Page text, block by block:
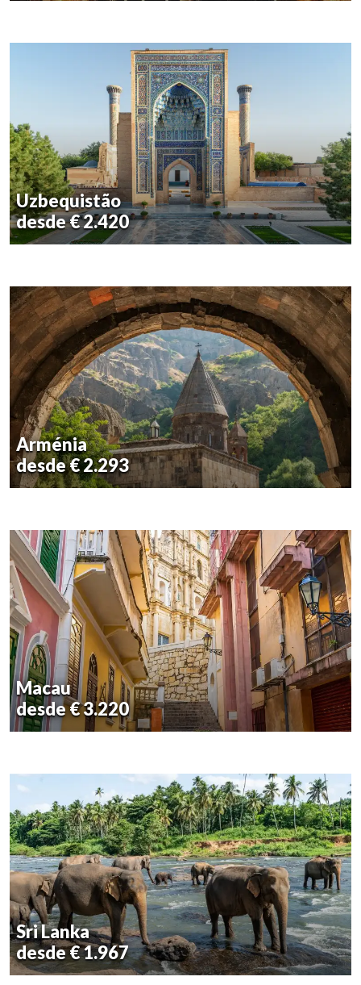
Uzbequistão
desde € 2.420
Arménia
desde € 2.293
Macau
desde € 3.220
Sri Lanka
desde € 1.967